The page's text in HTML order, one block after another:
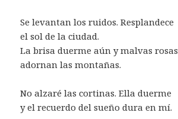
Se levantan los ruidos. Resplandece
el sol de la ciudad.
La brisa duerme aún y malvas rosas
adornan las montañas.
No alzaré las cortinas. Ella duerme
y el recuerdo del sueño dura en mí.